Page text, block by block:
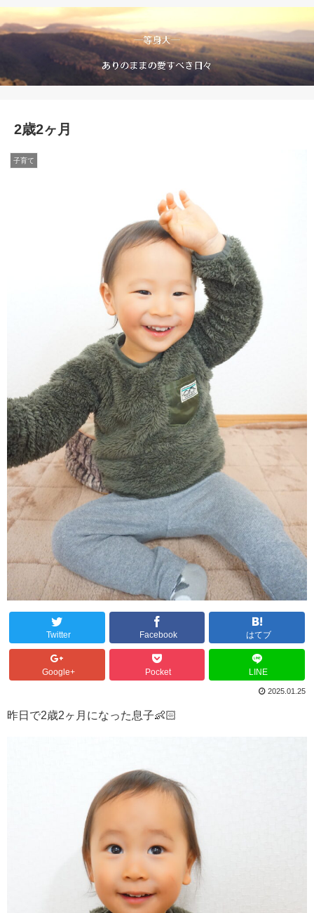
2歳2ヶ月
子育て
Twitter Facebook はてブ
Google+ Pocket LINE
2025.01.25
昨日で2歳2ヶ月になった息子👶🏻